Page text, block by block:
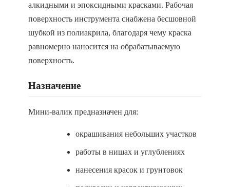
алкидными и эпоксидными красками. Рабочая
поверхность инструмента снабжена бесшовной
шубкой из полиакрила, благодаря чему краска
равномерно наносится на обрабатываемую
поверхность.
Назначение
Мини-валик предназначен для:
окрашивания небольших участков
работы в нишах и углублениях
нанесения красок и грунтовок